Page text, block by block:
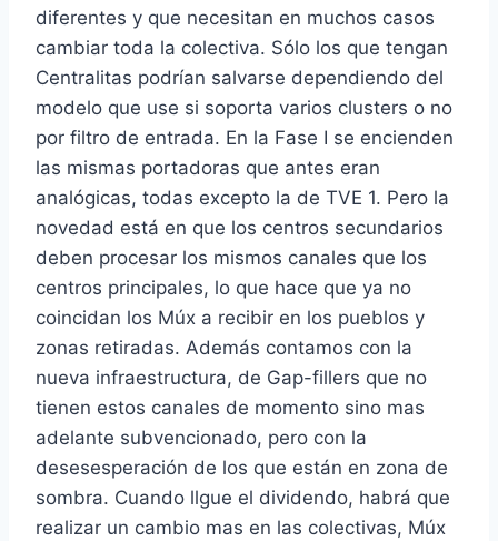
diferentes y que necesitan en muchos casos
cambiar toda la colectiva. Sólo los que tengan
Centralitas podrían salvarse dependiendo del
modelo que use si soporta varios clusters o no
por filtro de entrada. En la Fase I se encienden
las mismas portadoras que antes eran
analógicas, todas excepto la de TVE 1. Pero la
novedad está en que los centros secundarios
deben procesar los mismos canales que los
centros principales, lo que hace que ya no
coincidan los Múx a recibir en los pueblos y
zonas retiradas. Además contamos con la
nueva infraestructura, de Gap-fillers que no
tienen estos canales de momento sino mas
adelante subvencionado, pero con la
desesesperación de los que están en zona de
sombra. Cuando llgue el dividendo, habrá que
realizar un cambio mas en las colectivas, Múx